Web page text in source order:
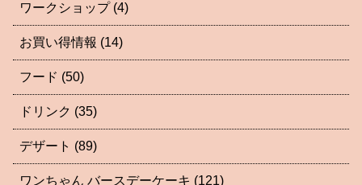
ワークショップ (4)
お買い得情報 (14)
フード (50)
ドリンク (35)
デザート (89)
ワンちゃん バースデーケーキ (121)